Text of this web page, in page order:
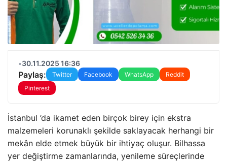
•30.11.2025 16:36
Paylaş: Twitter Facebook WhatsApp
Reddit
Pinterest
İstanbul ’da ikamet eden birçok birey için ekstra
malzemeleri korunaklı şekilde saklayacak herhangi bir
mekân elde etmek büyük bir ihtiyaç oluşur. Bilhassa
yer değiştirme zamanlarında, yenileme süreçlerinde